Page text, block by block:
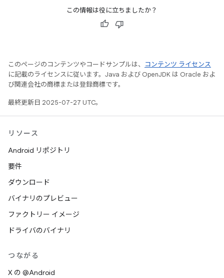
この情報は役に立ちましたか？
このページのコンテンツやコードサンプルは、
コンテンツ ライセンス
に記載のライセンスに従います。Java および OpenJDK は Oracle およ
び関連会社の商標または登録商標です。
最終更新日 2025-07-27 UTC。
リソース
Android リポジトリ
要件
ダウンロード
バイナリのプレビュー
ファクトリー イメージ
ドライバのバイナリ
つながる
X の @Android